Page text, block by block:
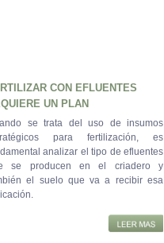
CON EFLUENTES
UN PLAN
se trata del uso de insumos
para fertilización, es
analizar el tipo de efluentes
se producen en el criadero y
el suelo que va a recibir esa